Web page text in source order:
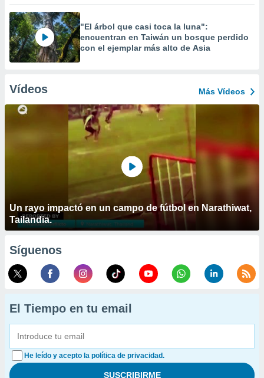
"El árbol que casi toca la luna":
encuentran en Taiwán un bosque perdido
con el ejemplar más alto de Asia
Vídeos Más Vídeos
Un rayo impactó en un campo de fútbol en Narathiwat,
Tailandia.
Síguenos
El Tiempo en tu email
He leído y acepto la política de privacidad.